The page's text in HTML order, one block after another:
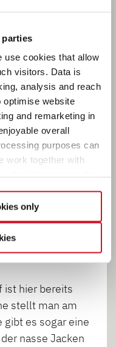
use cookies that allow
visitors. Data is
analysis and reach
optimise website
and remarketing in
overall
purposes can
work together with
it with other data if
button or
view, you provide
data for the
You can view your
the fingerprint button
can find further
only
Alles
es nicht ganz
Schwenktoilette
zur Seite gedreht
Platz schafft.
ist hier bereits
stellt man am
gibt es sogar eine
nasse Jacken